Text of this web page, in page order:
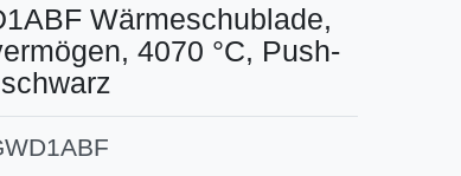
Wärmeschublade,
4070 °C, Push-